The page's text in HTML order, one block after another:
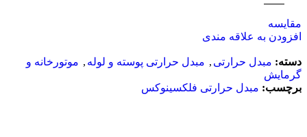
مقایسه
افزودن به علاقه مندی
دسته: مبدل حرارتی , مبدل حرارتی پوسته و لوله , موتورخانه و
گرمایش
برچسب: مبدل حرارتی فلکسینوکس